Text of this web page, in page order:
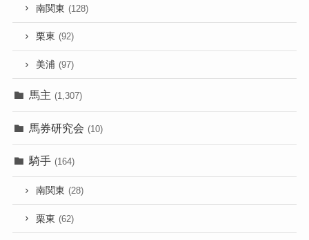
南関東 (128)
栗東 (92)
美浦 (97)
馬主 (1,307)
馬券研究会 (10)
騎手 (164)
南関東 (28)
栗東 (62)